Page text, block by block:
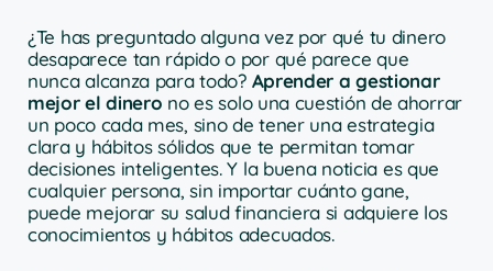
¿Te has preguntado alguna vez por qué tu dinero
desaparece tan rápido o por qué parece que
nunca alcanza para todo? Aprender a gestionar
mejor el dinero no es solo una cuestión de ahorrar
un poco cada mes, sino de tener una estrategia
clara y hábitos sólidos que te permitan tomar
decisiones inteligentes. Y la buena noticia es que
cualquier persona, sin importar cuánto gane,
puede mejorar su salud financiera si adquiere los
conocimientos y hábitos adecuados.